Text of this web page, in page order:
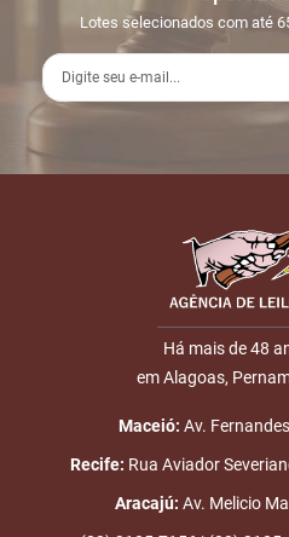
Lotes selecionados com até
Há mais de 48
em Alagoas,
Maceió: Av.
Recife: Rua Aviador
Aracajú: Av. Melicio